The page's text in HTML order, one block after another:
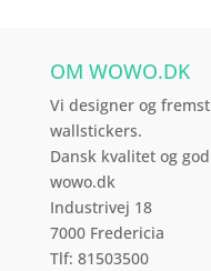
OM WOWO.DK
Vi designer og
wallstickers.
Dansk kvalitet og
wowo.dk
Industrivej 18
7000 Fredericia
Tlf: 81503500